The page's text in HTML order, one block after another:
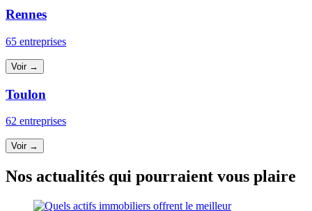
Rennes
65 entreprises
Voir →
Toulon
62 entreprises
Voir →
Nos actualités qui pourraient vous plaire